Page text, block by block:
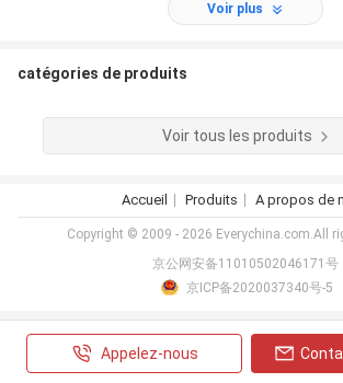
Voir plus
catégories de produits
Voir tous les produits
Appelez-nous
Accueil Produits A propos de
Copyright © 2009 - 2026 Everychina.com.All
京公网安备11010502046171号
京ICP备2020037340号-5